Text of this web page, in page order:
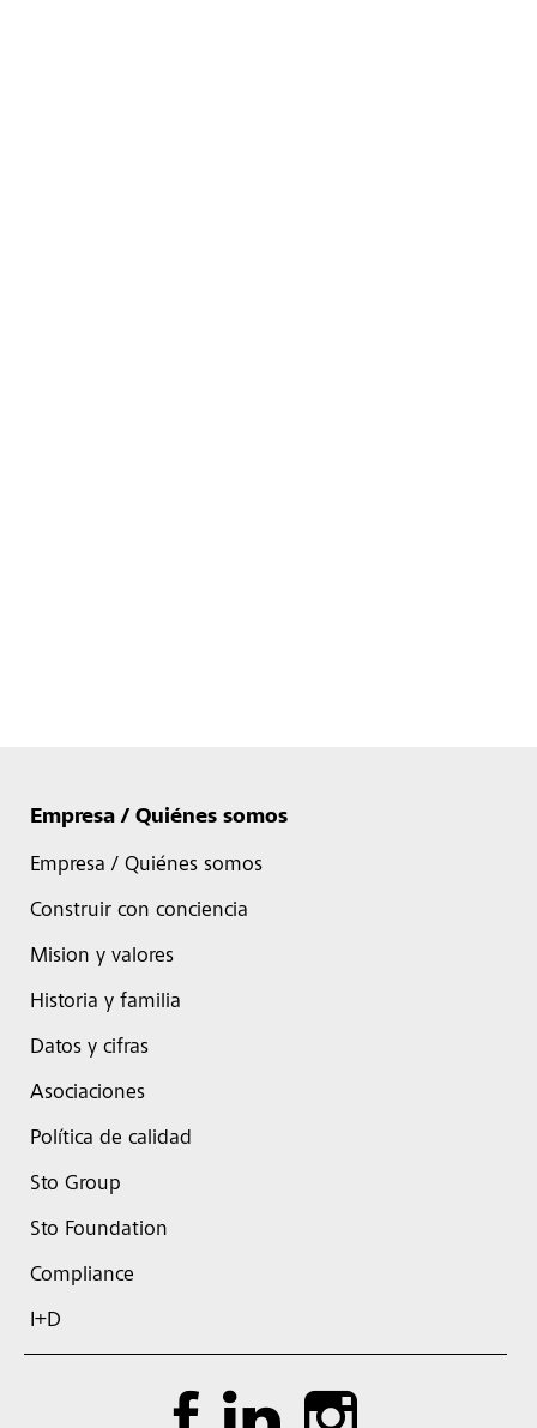
Empresa / Quiénes somos
Empresa / Quiénes somos
Construir con conciencia
Mision y valores
Historia y familia
Datos y cifras
Asociaciones
Política de calidad
Sto Group
Sto Foundation
Compliance
I+D